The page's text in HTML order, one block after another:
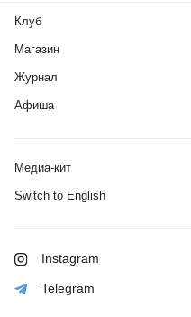
Клуб
Магазин
Журнал
Афиша
Медиа-кит
Switch to English
Instagram
Telegram